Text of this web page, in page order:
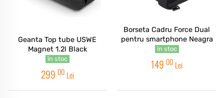
Geanta Top tube USWE
Magnet 1.2l Black
în stoc
299 00 Lei
Borseta Cadru Force Dual
pentru smartphone Neagra
în stoc
149 00 Lei